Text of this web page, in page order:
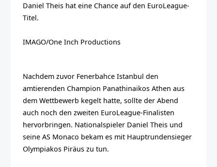
Daniel Theis hat eine Chance auf den EuroLeague-
Titel.
IMAGO/One Inch Productions
Nachdem zuvor Fenerbahce Istanbul den
amtierenden Champion Panathinaikos Athen aus
dem Wettbewerb kegelt hatte, sollte der Abend
auch noch den zweiten EuroLeague-Finalisten
hervorbringen. Nationalspieler Daniel Theis und
seine AS Monaco bekam es mit Hauptrundensieger
Olympiakos Piräus zu tun.